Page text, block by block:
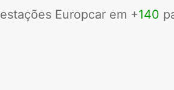
estações Europcar em +140